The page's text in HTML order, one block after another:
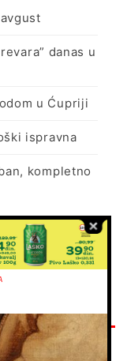
danas u
u Ćupriji
ispravna
kompletno